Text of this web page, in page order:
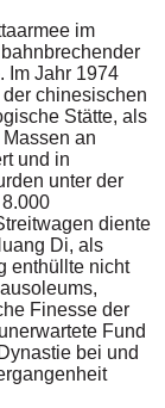
im
Im Jahr 1974
chinesischen
Stätte, als
an
und in
unter der
diente
Di, als
enthüllte nicht
Finesse der
Fund
bei und